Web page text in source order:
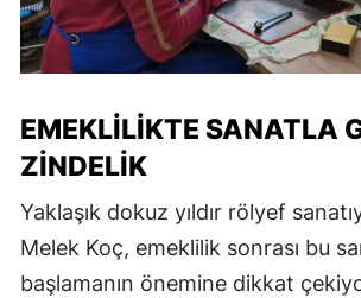
EMEKLILIKTE SANATLA
ZINDELIK
Yaklaşık dokuz yıldır rölyef
Melek Koç, emeklilik sonrası bu
başlamanın önemine dikkat